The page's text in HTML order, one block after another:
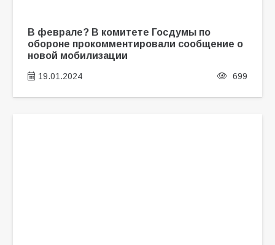
В феврале? В комитете Госдумы по
обороне прокомментировали сообщение о
новой мобилизации
19.01.2024 699